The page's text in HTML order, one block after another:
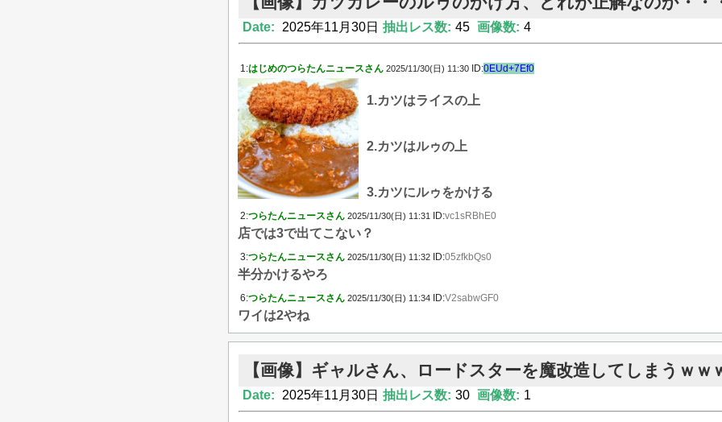
Date: 2025年11月30日 抽出レス数: 45 画像数: 4
1:はじめのつらたんニュースさん 2025/11/30(日) 11:30 ID:0EUd+7Ef0
1.カツはライスの上
2.カツはルゥの上
3.カツにルゥをかける
2:つらたんニュースさん 2025/11/30(日) 11:31 ID:vc1sRBhE0
店では3で出てこない？
3:つらたんニュースさん 2025/11/30(日) 11:32 ID:05zfkbQs0
半分かけるやろ
6:つらたんニュースさん 2025/11/30(日) 11:34 ID:V2sabwGF0
ワイは2やね
【画像】ギャルさん、ロードスターを魔改造してしまうｗｗ
Date: 2025年11月30日 抽出レス数: 30 画像数: 1